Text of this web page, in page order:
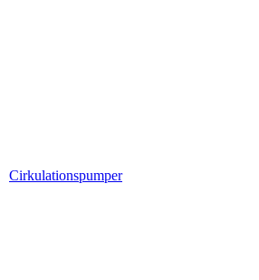
Cirkulationspumper